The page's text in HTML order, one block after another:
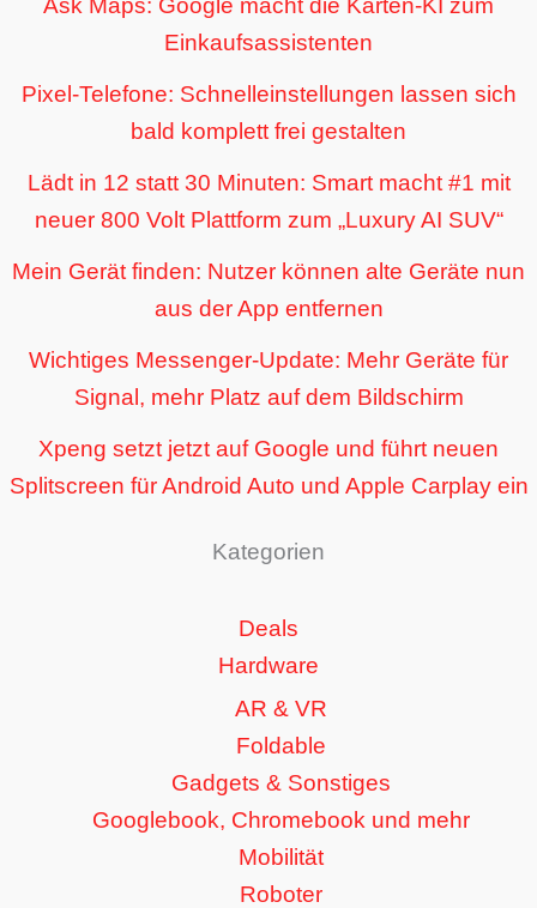
Ask Maps: Google macht die Karten-KI zum
Einkaufsassistenten
Pixel-Telefone: Schnelleinstellungen lassen sich
bald komplett frei gestalten
Lädt in 12 statt 30 Minuten: Smart macht #1 mit
neuer 800 Volt Plattform zum „Luxury AI SUV“
Mein Gerät finden: Nutzer können alte Geräte nun
aus der App entfernen
Wichtiges Messenger-Update: Mehr Geräte für
Signal, mehr Platz auf dem Bildschirm
Xpeng setzt jetzt auf Google und führt neuen
Splitscreen für Android Auto und Apple Carplay ein
Kategorien
Deals
Hardware
AR & VR
Foldable
Gadgets & Sonstiges
Googlebook, Chromebook und mehr
Mobilität
Roboter